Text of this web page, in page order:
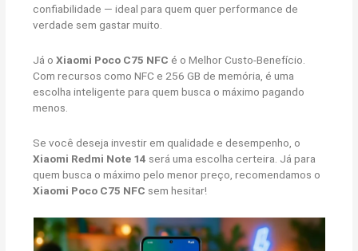
confiabilidade — ideal para quem quer performance de
verdade sem gastar muito.
Já oXiaomi Poco C75 NFC é o Melhor Custo-Benefício.
Com recursos como NFC e 256 GB de memória, é uma
escolha inteligente para quem busca o máximo pagando
menos.
Se você deseja investir em qualidade e desempenho, o
Xiaomi Redmi Note 14 será uma escolha certeira. Já para
quem busca o máximo pelo menor preço, recomendamos o
Xiaomi Poco C75 NFC sem hesitar!